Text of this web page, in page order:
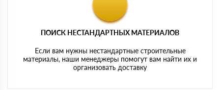
ПОИСК НЕСТАНДАРТНЫХ МАТЕРИАЛОВ
Если вам нужны нестандартные строительные
материалы, наши менеджеры помогут вам найти их и
организовать доставку